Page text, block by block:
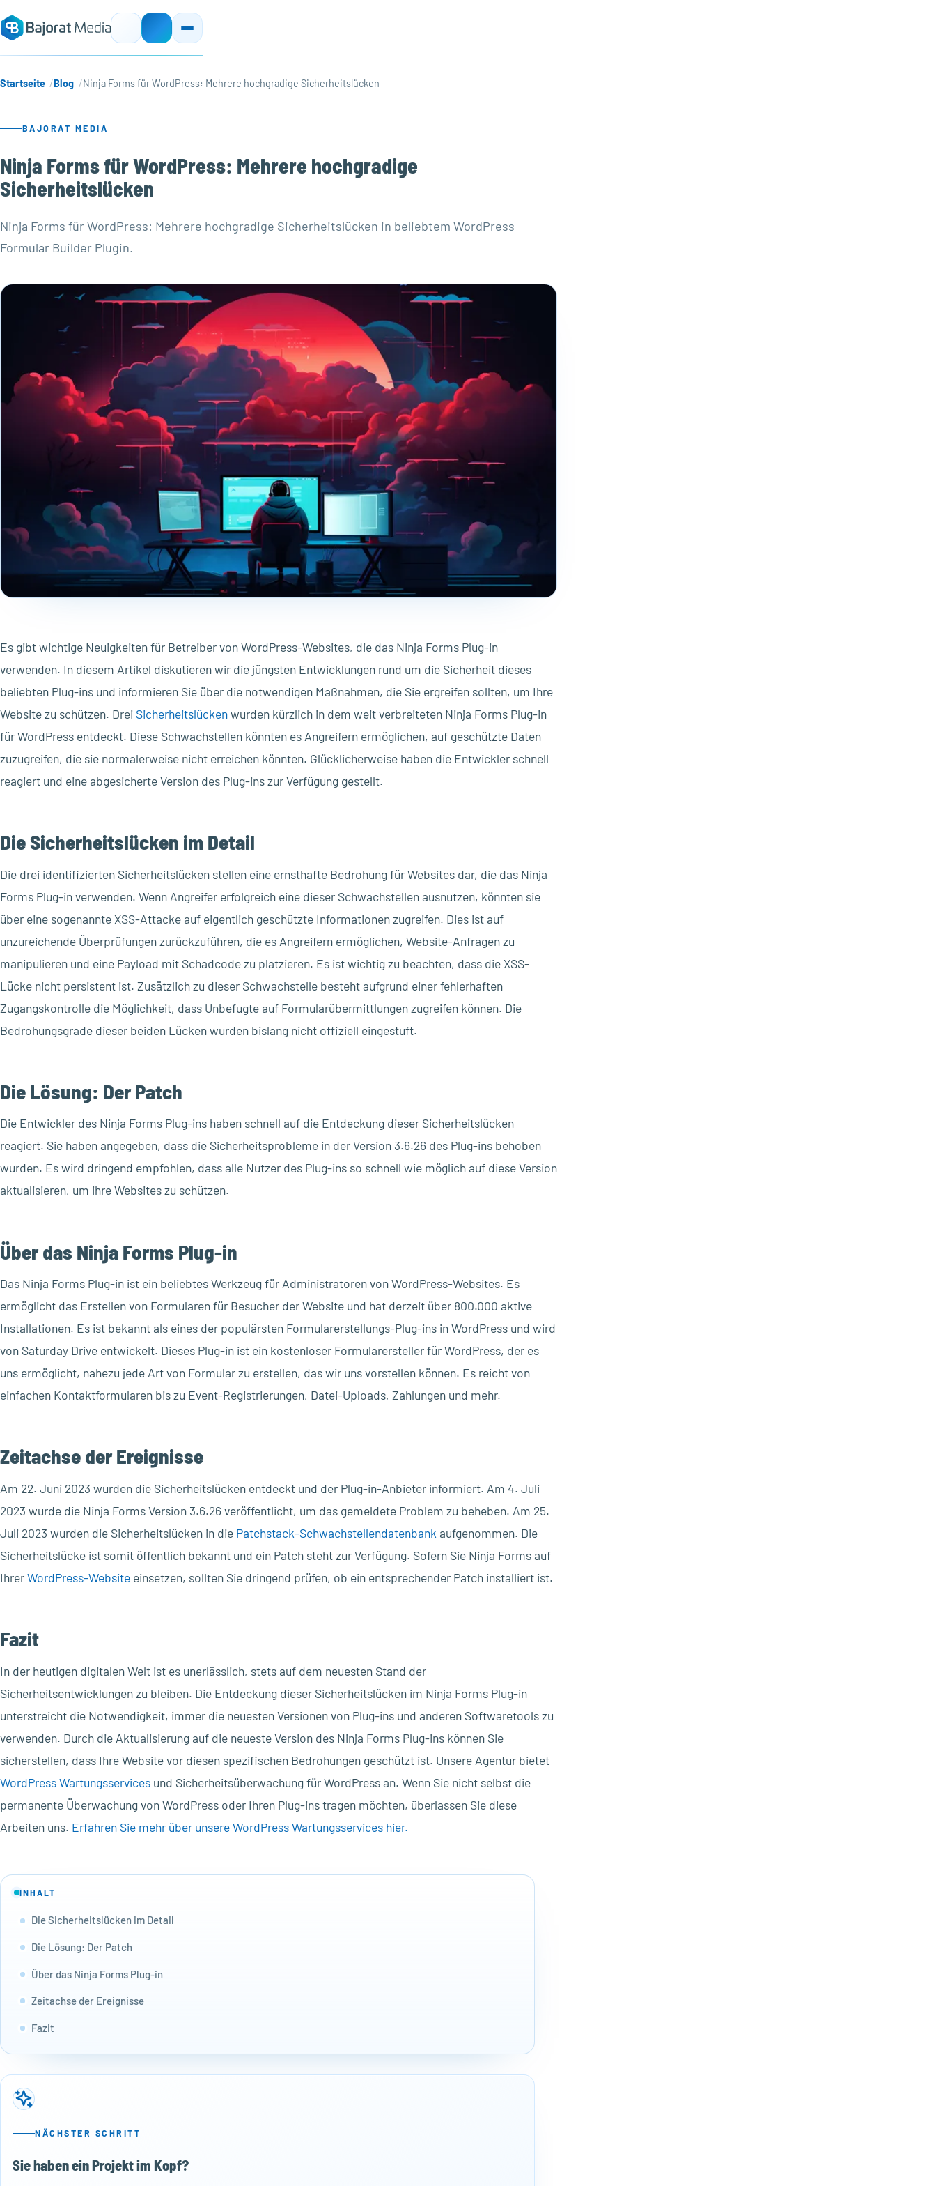
Startseite Blog Ninja Forms für WordPress: Mehrere hochgradige Sicherheitslücken
BAJORAT MEDIA
Ninja Forms für WordPress: Mehrere hochgradige
Sicherheitslücken
Ninja Forms für WordPress: Mehrere hochgradige Sicherheitslücken in beliebtem WordPress
Formular Builder Plugin.
Es gibt wichtige Neuigkeiten für Betreiber von WordPress-Websites, die das Ninja Forms Plug-in
verwenden. In diesem Artikel diskutieren wir die jüngsten Entwicklungen rund um die Sicherheit dieses
beliebten Plug-ins und informieren Sie über die notwendigen Maßnahmen, die Sie ergreifen sollten, um Ihre
Website zu schützen. Drei Sicherheitslückenwurden kürzlich in dem weit verbreiteten Ninja Forms Plug-in
für WordPress entdeckt. Diese Schwachstellen könnten es Angreifern ermöglichen, auf geschützte Daten
zuzugreifen, die sie normalerweise nicht erreichen könnten. Glücklicherweise haben die Entwickler schnell
reagiert und eine abgesicherte Version des Plug-ins zur Verfügung gestellt.
Die Sicherheitslücken im Detail
Die drei identifizierten Sicherheitslücken stellen eine ernsthafte Bedrohung für Websites dar, die das Ninja
Forms Plug-in verwenden. Wenn Angreifer erfolgreich eine dieser Schwachstellen ausnutzen, könnten sie
über eine sogenannte XSS-Attacke auf eigentlich geschützte Informationen zugreifen. Dies ist auf
unzureichende Überprüfungen zurückzuführen, die es Angreifern ermöglichen, Website-Anfragen zu
manipulieren und eine Payload mit Schadcode zu platzieren. Es ist wichtig zu beachten, dass die XSS-
Lücke nicht persistent ist. Zusätzlich zu dieser Schwachstelle besteht aufgrund einer fehlerhaften
Zugangskontrolle die Möglichkeit, dass Unbefugte auf Formularübermittlungen zugreifen können. Die
Bedrohungsgrade dieser beiden Lücken wurden bislang nicht offiziell eingestuft.
Die Lösung: Der Patch
Die Entwickler des Ninja Forms Plug-ins haben schnell auf die Entdeckung dieser Sicherheitslücken
reagiert. Sie haben angegeben, dass die Sicherheitsprobleme in der Version 3.6.26 des Plug-ins behoben
wurden. Es wird dringend empfohlen, dass alle Nutzer des Plug-ins so schnell wie möglich auf diese Version
aktualisieren, um ihre Websites zu schützen.
Über das Ninja Forms Plug-in
Das Ninja Forms Plug-in ist ein beliebtes Werkzeug für Administratoren von WordPress-Websites. Es
ermöglicht das Erstellen von Formularen für Besucher der Website und hat derzeit über 800.000 aktive
Installationen. Es ist bekannt als eines der populärsten Formularerstellungs-Plug-ins in WordPress und wird
von Saturday Drive entwickelt. Dieses Plug-in ist ein kostenloser Formularersteller für WordPress, der es
uns ermöglicht, nahezu jede Art von Formular zu erstellen, das wir uns vorstellen können. Es reicht von
einfachen Kontaktformularen bis zu Event-Registrierungen, Datei-Uploads, Zahlungen und mehr.
Zeitachse der Ereignisse
Am 22. Juni 2023 wurden die Sicherheitslücken entdeckt und der Plug-in-Anbieter informiert. Am 4. Juli
2023 wurde die Ninja Forms Version 3.6.26 veröffentlicht, um das gemeldete Problem zu beheben. Am 25.
Juli 2023 wurden die Sicherheitslücken in die Patchstack-Schwachstellendatenbank aufgenommen. Die
Sicherheitslücke ist somit öffentlich bekannt und ein Patch steht zur Verfügung. Sofern Sie Ninja Forms auf
IhrerWordPress-Website einsetzen, sollten Sie dringend prüfen, ob ein entsprechender Patch installiert ist.
Fazit
In der heutigen digitalen Welt ist es unerlässlich, stets auf dem neuesten Stand der
Sicherheitsentwicklungen zu bleiben. Die Entdeckung dieser Sicherheitslücken im Ninja Forms Plug-in
unterstreicht die Notwendigkeit, immer die neuesten Versionen von Plug-ins und anderen Softwaretools zu
verwenden. Durch die Aktualisierung auf die neueste Version des Ninja Forms Plug-ins können Sie
sicherstellen, dass Ihre Website vor diesen spezifischen Bedrohungen geschützt ist. Unsere Agentur bietet
WordPress Wartungsservices und Sicherheitsüberwachung für WordPress an. Wenn Sie nicht selbst die
permanente Überwachung von WordPress oder Ihren Plug-ins tragen möchten, überlassen Sie diese
Arbeiten uns. Erfahren Sie mehr über unsere WordPress Wartungsservices hier.
INHALT
Die Sicherheitslücken im Detail
Die Lösung: Der Patch
Über das Ninja Forms Plug-in
Zeitachse der Ereignisse
Fazit
NÄCHSTER SCHRITT
Sie haben ein Projekt im Kopf?